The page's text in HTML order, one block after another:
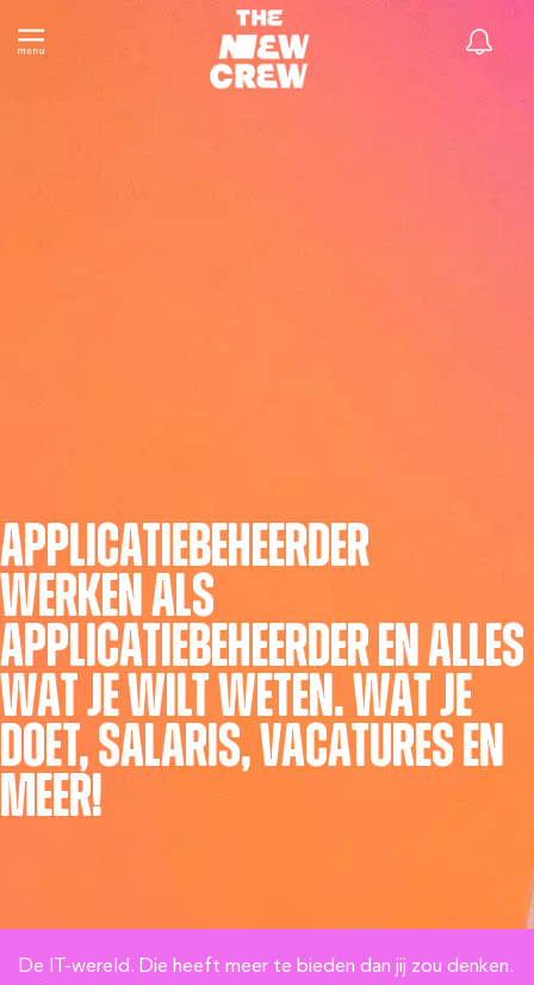
Applicatiebeheerder
Werken als
applicatiebeheerder en alles
wat je wilt weten. Wat je
doet, salaris, vacatures en
meer!
De IT-wereld. Die heeft meer te bieden dan jij zou denken.